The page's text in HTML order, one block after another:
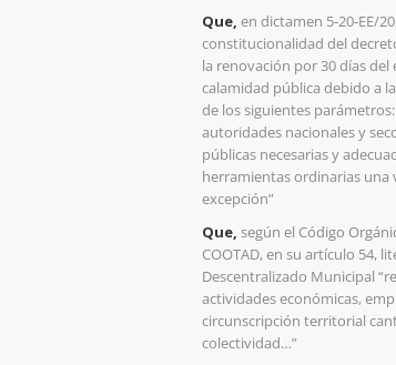
Que, en dictamen 5-20-EE/
constitucionalidad del
la renovación por 30 días
calamidad pública debido a
de los siguientes
autoridades nacionales y
públicas necesarias y
herramientas ordinarias una
excepción”
Que, según el Código
COOTAD, en su artículo 54,
Descentralizado Municipal
actividades económicas,
circunscripción territorial
colectividad…”